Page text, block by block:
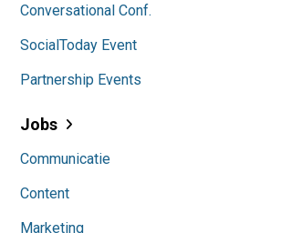
Conversational Conf.
SocialToday Event
Partnership Events
Jobs
Communicatie
Content
Marketing